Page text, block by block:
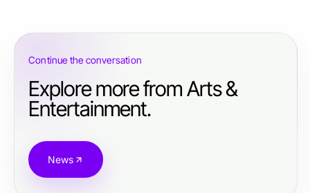
Continue the conversation
Explore more from Arts &
Entertainment.
News